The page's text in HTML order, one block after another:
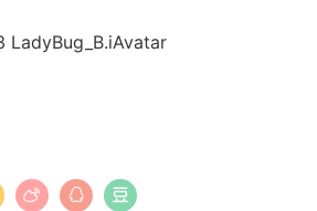
LadyBug_B.iAvatar